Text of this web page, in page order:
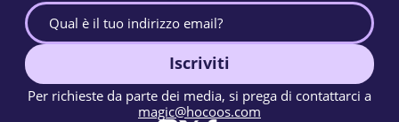
Iscriviti
Per richieste da parte dei media, si prega di contattarci a
magic@hocoos.com